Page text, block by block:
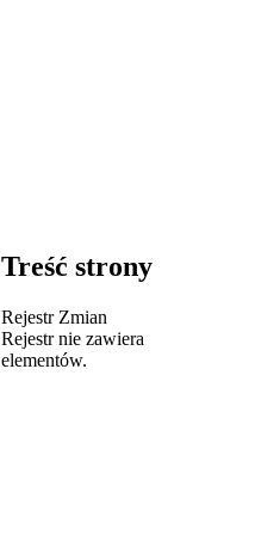
Treść strony
Rejestr Zmian
Rejestr nie zawiera
elementów.